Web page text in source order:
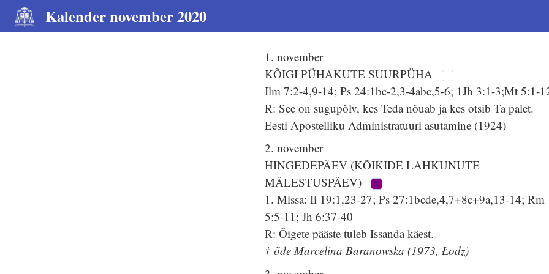
Kalender november 2020
1. november
KÕIGI PÜHAKUTE SUURPÜHA
Ilm 7:2-4,9-14; Ps 24:1bc-2,3-4abc,5-6; 1Jh 3:1-3;Mt 5:1-
R: See on sugupõlv, kes Teda nõuab ja kes otsib Ta palet.
Eesti Apostelliku Administratuuri asutamine (1924)
2. november
HINGEDEPÄEV (KÕIKIDE LAHKUNUTE
MÄLESTUSPÄEV)
1. Missa: Ii 19:1,23-27; Ps 27:1bcde,4,7+8c+9a,13-14; Rm
5:5-11; Jh 6:37-40
R: Õigete pääste tuleb Issanda käest.
† õde Marcelina Baranowska (1973, Łodz)